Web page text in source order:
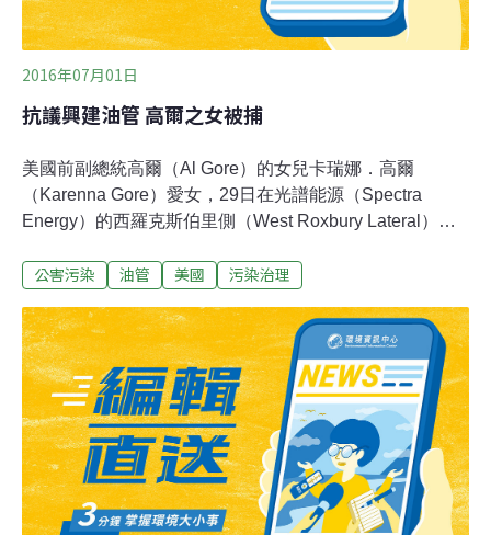
2016年07月01日
抗議興建油管 高爾之女被捕
美國前副總統高爾（Al Gore）的女兒卡瑞娜．高爾
（Karenna Gore）愛女，29日在光譜能源（Spectra
Energy）的西羅克斯伯里側（West Roxbury Lateral）油
「抵制油管暨阻止西羅克斯伯里側」（Resist the Pipeline
候變遷的理由，他們反對油管興建，為了阻止這項工程，
示威人士躺在一個挖掘油管的溝渠裡拒絕移動，直到出動
消防人員將他們移走為止。
公害污染 油管 美國 污染治理